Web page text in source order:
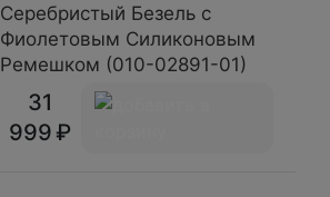
Серебристый Безель с
Фиолетовым Силиконовым
Ремешком (010-02891-01)
31
999